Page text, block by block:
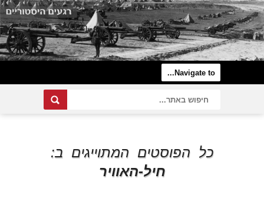
כל הפוסטים המתוייגים ב:
חיל-האוויר